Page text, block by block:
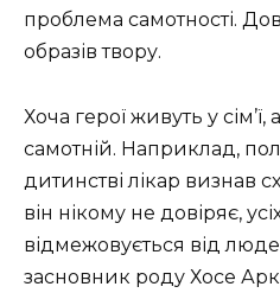
проблема самотності.
образів твору.
Хоча герої живуть у
самотній. Наприклад,
дитинстві лікар визнав
він нікому не довіряє,
відмежовується від
засновник роду Хосе